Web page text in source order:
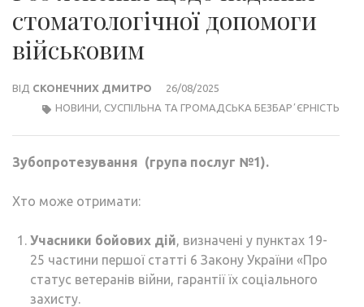
стоматологічної допомоги
військовим
ВІД СКОНЕЧНИХ ДМИТРО
26/08/2025
НОВИНИ СУСПІЛЬНА ТА ГРОМАДСЬКА БЕЗБАРʼЄРНІСТЬ
Зубопротезування (група послуг №1).
Хто може отримати:
Учасники бойових дій, визначені у пунктах 19-
25 частини першої статті 6 Закону України «Про
статус ветеранів війни, гарантії їх соціального
захисту.